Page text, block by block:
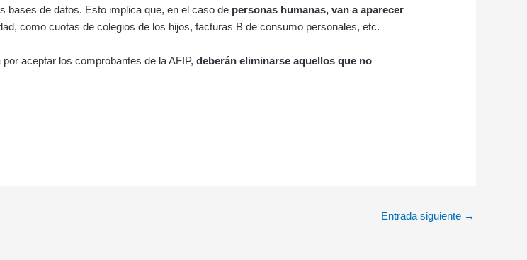
bases de datos. Esto implica que, en el caso de personas humanas, van a aparecer
como cuotas de colegios de los hijos, facturas B de consumo personales, etc.
aceptar los comprobantes de la AFIP, deberán eliminarse aquellos que no
Entrada siguiente →